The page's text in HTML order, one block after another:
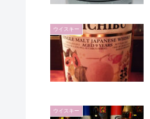
ウイスキー
ウイスキー